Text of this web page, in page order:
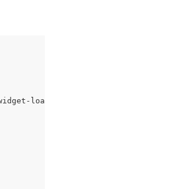
loader.js?version=V5"></script>